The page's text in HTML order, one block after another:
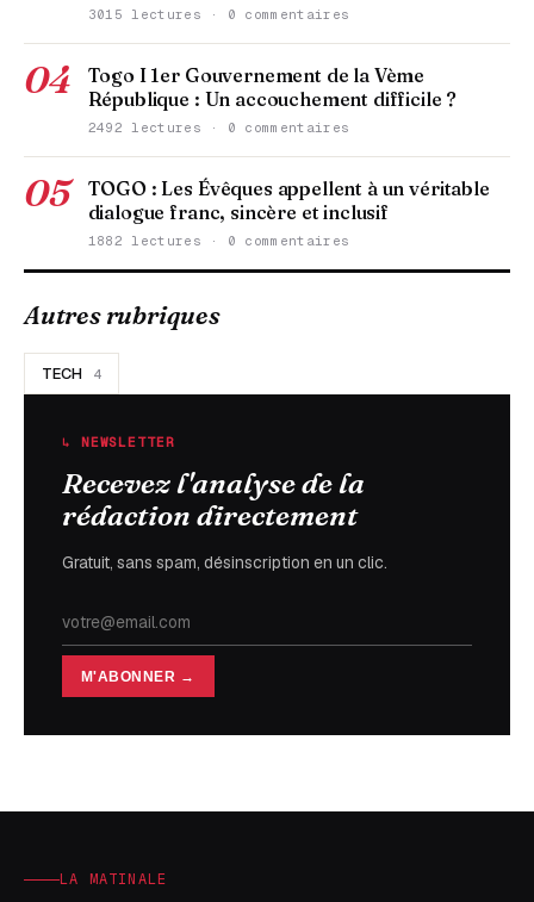
3015 lectures · 0 commentaires
04
Togo I 1er Gouvernement de la Vème
République : Un accouchement difficile ?
2492 lectures · 0 commentaires
05
TOGO : Les Évêques appellent à un véritable
dialogue franc, sincère et inclusif
1882 lectures · 0 commentaires
Autres rubriques
TECH 4
↳ NEWSLETTER
Recevez l'analyse de la
rédaction directement
Gratuit, sans spam, désinscription en un clic.
M'ABONNER →
LA MATINALE